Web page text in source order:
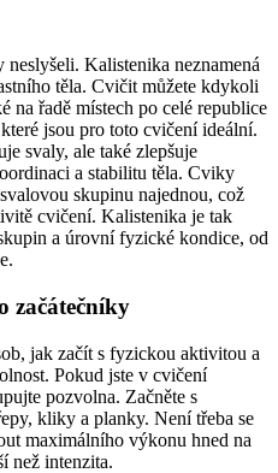
neslyšeli. Kalistenika neznamená
těla. Cvičit můžete kdykoli
na řadě místech po celé republice
jsou pro toto cvičení ideální.
svaly, ale také zlepšuje
a stabilitu těla. Cviky
skupinu najednou, což
cvičení. Kalistenika je tak
a úrovní fyzické kondice, od
začátečníky
jak začít s fyzickou aktivitou a
Pokud jste v cvičení
pozvolna. Začněte s
kliky a planky. Není třeba se
maximálního výkonu hned na
než intenzita.